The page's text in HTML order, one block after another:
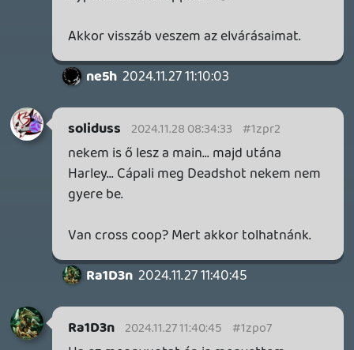
soliduss- 20 perce 1555
Ingyen Játékok
- 21 perce 76
- 38 perce 3924
PC MASTERRACE
Krisz576- 1 órája 55989
Gumiszoba
Eladó konzol, játék - Switch, Nintendo Wii U